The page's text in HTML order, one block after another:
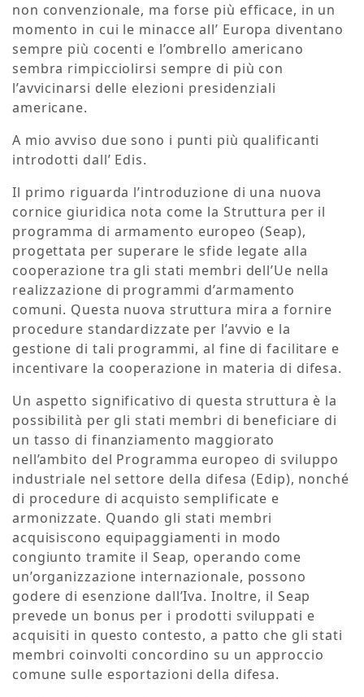
non convenzionale, ma forse più efficace, in un
momento in cui le minacce all’ Europa diventano
sempre più cocenti e l’ombrello americano
sembra rimpicciolirsi sempre di più con
l’avvicinarsi delle elezioni presidenziali
americane.
A mio avviso due sono i punti più qualificanti
introdotti dall’ Edis.
Il primo riguarda l’introduzione di una nuova
cornice giuridica nota come la Struttura per il
programma di armamento europeo (Seap),
progettata per superare le sfide legate alla
cooperazione tra gli stati membri dell’Ue nella
realizzazione di programmi d’armamento
comuni. Questa nuova struttura mira a fornire
procedure standardizzate per l’avvio e la
gestione di tali programmi, al fine di facilitare e
incentivare la cooperazione in materia di difesa.
Un aspetto significativo di questa struttura è la
possibilità per gli stati membri di beneficiare di
un tasso di finanziamento maggiorato
nell’ambito del Programma europeo di sviluppo
industriale nel settore della difesa (Edip), nonché
di procedure di acquisto semplificate e
armonizzate. Quando gli stati membri
acquisiscono equipaggiamenti in modo
congiunto tramite il Seap, operando come
un’organizzazione internazionale, possono
godere di esenzione dall’Iva. Inoltre, il Seap
prevede un bonus per i prodotti sviluppati e
acquisiti in questo contesto, a patto che gli stati
membri coinvolti concordino su un approccio
comune sulle esportazioni della difesa.